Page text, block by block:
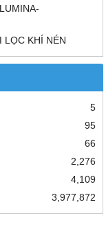
LỌC KHÍ NÉN
5
95
66
2,276
4,109
3,977,872